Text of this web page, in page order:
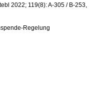
2022; 119(8): A-305 / B-253,
Regelung